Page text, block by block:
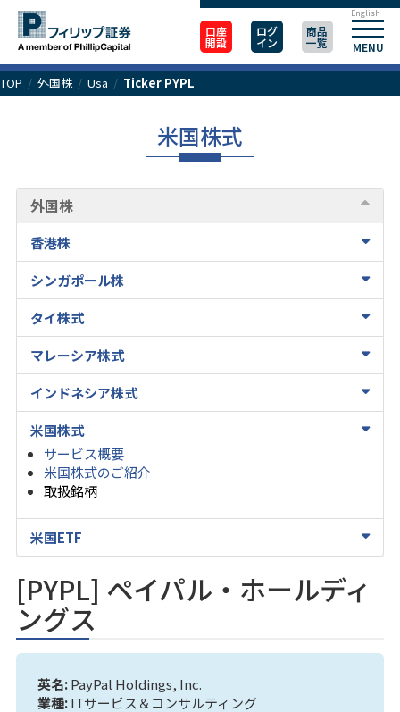
口座
開設
ログ
イン
商品
一覧 MENU
English
TOP / 外国株/ Usa / Ticker PYPL
米国株式
外国株
香港株
シンガポール株
タイ株式
マレーシア株式
インドネシア株式
米国株式
サービス概要
米国株式のご紹介
取扱銘柄
米国ETF
[PYPL] ペイパル・ホールディ
ングス
英名:PayPal Holdings, Inc.
業種:ITサービス＆コンサルティング